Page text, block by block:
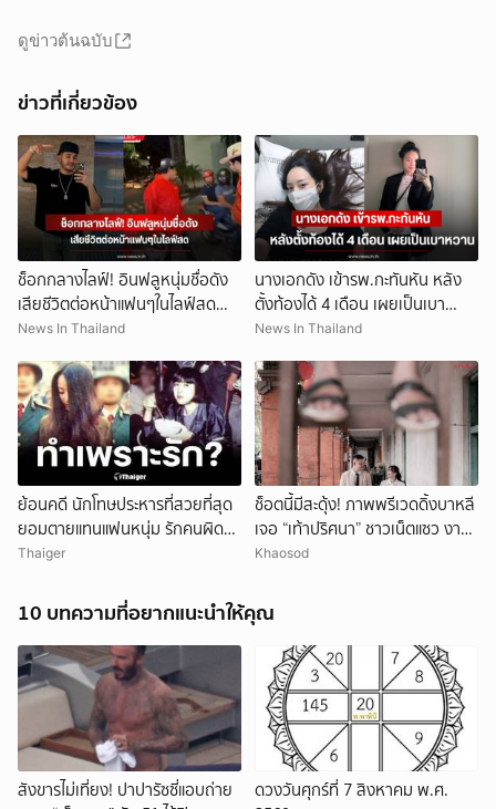
ดูข่าวต้นฉบับ
ข่าวที่เกี่ยวข้อง
ช็อกกลางไลฟ์! อินฟลูหนุ่มชื่อดัง
เสียชีวิตต่อหน้าแฟนๆในไลฟ์สด
(ข่าวต่างประเทศ)
News In Thailand
นางเอกดัง เข้ารพ.กะทันหัน หลัง
ตั้งท้องได้ 4 เดือน เผยเป็นเบา
หวานขณะตั้งครรภ์ (ตปท)
News In Thailand
ย้อนคดี นักโทษประหารที่สวยที่สุด
ยอมตายแทนแฟนหนุ่ม รักคนผิด
ชีวิตดิ่งเหว
Thaiger
ช็อตนี้มีสะดุ้ง! ภาพพรีเวดดิ้งบาหลี
เจอ “เท้าปริศนา” ชาวเน็ตแซว งาน
แต่งหรือหนังผี
Khaosod
10 บทความที่อยากแนะนำให้คุณ
สังขารไม่เที่ยง! ปาปารัซซี่แอบถ่าย
ดวงวันศุกร์ที่ 7 สิงหาคม พ.ศ.